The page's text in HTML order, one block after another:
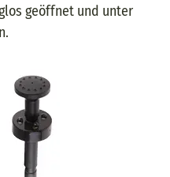
geöffnet und unter